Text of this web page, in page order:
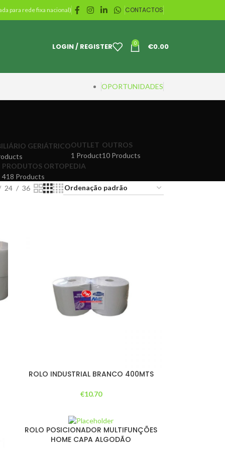
para rede fixa nacional) CONTACTOS
LOGIN / REGISTER 0 €0.00
OPORTUNIDADES
GERIÁTRICOOUTLET
1 Product
OUTROS
10 Products
PRODUTOS ORTOPEDIA
418 Products
24 36
ROLO INDUSTRIAL BRANCO 400MTS
€10.70
ROLO POSICIONADOR MULTIFUNÇÕES
HOME CAPA ALGODÃO